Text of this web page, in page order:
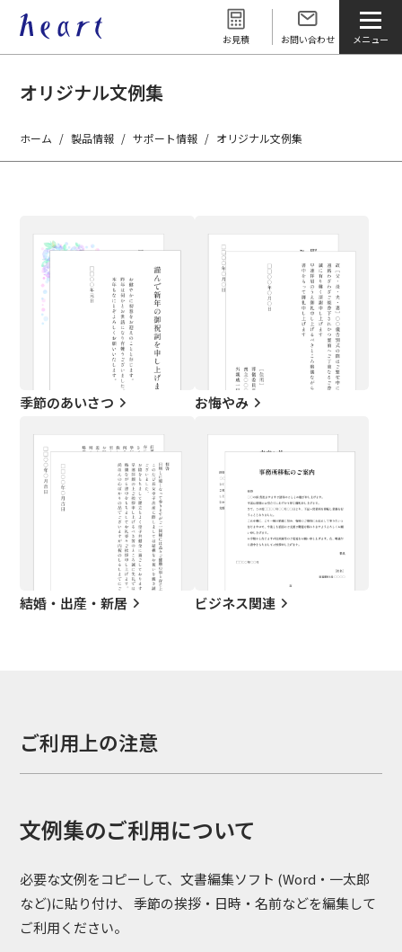
お見積 お問い合わせ
オリジナル文例集
ホーム 製品情報 サポート情報 オリジナル文例集
季節のあいさつ お悔やみ
結婚・出産・新居 ビジネス関連
ご利用上の注意
文例集のご利用について
必要な文例をコピーして、文書編集ソフト (Word・一太郎
など)に貼り付け、 季節の挨拶・日時・名前などを編集して
ご利用ください。